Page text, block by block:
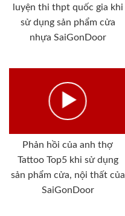
luyện thi thpt quốc gia khi
sử dụng sản phẩm cửa
nhựa SaiGonDoor
Phản hồi của anh thợ
Tattoo Top5 khi sử dụng
sản phẩm cửa, nội thất của
SaiGonDoor